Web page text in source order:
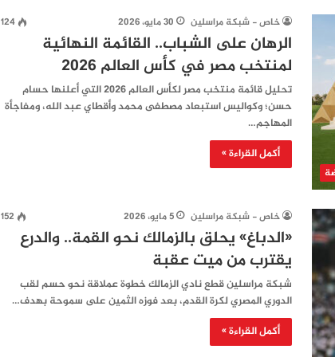
خاص - شبكة مراسلين 30 مايو، 2026 124
الرهان على الشباب.. القائمة النهائية
لمنتخب مصر في كأس العالم 2026
تحليل قائمة منتخب مصر لكأس العالم 2026 التي أعلنها حسام
حسن؛ وكواليس استبعاد مصطفى محمد وأقطاي عبد الله، ومفاجأة
المهاجم…
أكمل القراءة »
خاص - شبكة مراسلين 5 مايو، 2026 152
«الدباغ» يحلق بالزمالك نحو القمة.. والدرع
يقترب من ميت عقبة
شبكة مراسلين قطع نادي الزمالك خطوة عملاقة نحو حسم لقب
الدوري المصري لكرة القدم، بعد فوزه الثمين على سموحة بهدف…
أكمل القراءة »